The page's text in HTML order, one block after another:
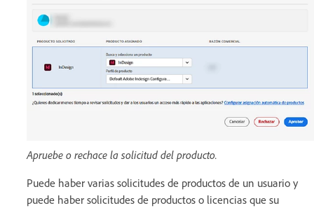
Apruebe o rechace la solicitud del producto.
Puede haber varias solicitudes de productos de un usuario y
puede haber solicitudes de productos o licencias que su